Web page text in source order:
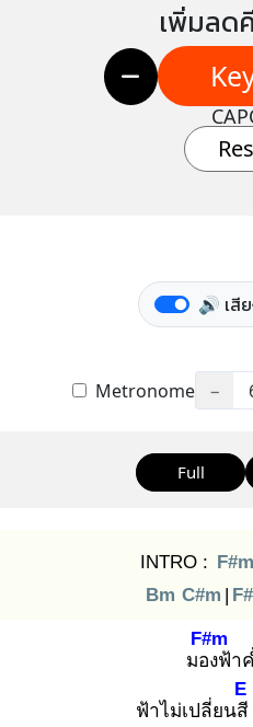
เพิ่มลด
🔊 เสี
Metronome −
Full
INTRO : F#m
Bm C#m |
มอง
F#m
ฟ้า
ฟ้าไม่เปลี่ยนสี
E